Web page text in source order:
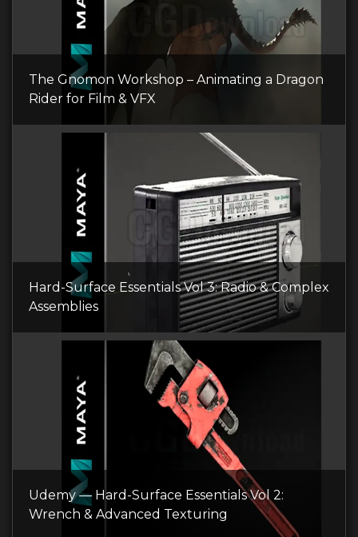
The Gnomon Workshop – Animating a Dragon
Rider for Film & VFX
Hard-Surface Essentials Vol 3: Radio & Complex
Assemblies
Udemy — Hard-Surface Essentials Vol 2:
Wrench & Advanced Texturing